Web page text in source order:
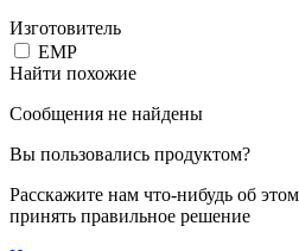
Изготовитель
EMP
Найти похожие
Сообщения не найдены
Вы пользовались продуктом?
Расскажите нам что-нибудь об
принять правильное решение